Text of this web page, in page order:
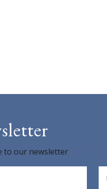
to our newsletter